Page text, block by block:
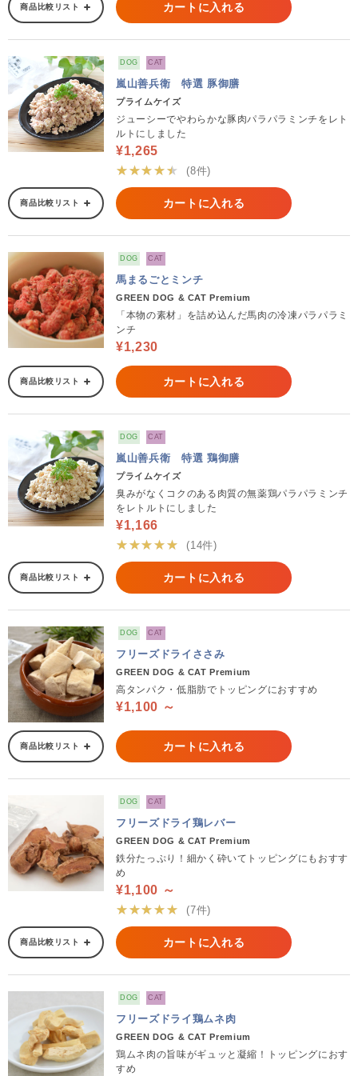
商品比較リスト カートに入れる
DOG CAT
嵐山善兵衛 特選 豚御膳
プライムケイズ
ジューシーでやわらかな豚肉パラパラミンチをレト
ルトにしました
¥1,265
★★★★★
(8件)
商品比較リスト カートに入れる
DOG CAT
馬まるごとミンチ
GREEN DOG & CAT Premium
「本物の素材」を詰め込んだ馬肉の冷凍パラパラミ
ンチ
¥1,230
商品比較リスト カートに入れる
DOG CAT
嵐山善兵衛 特選 鶏御膳
プライムケイズ
臭みがなくコクのある肉質の無薬鶏パラパラミンチ
をレトルトにしました
¥1,166
★★★★★
(14件)
商品比較リスト カートに入れる
DOG CAT
フリーズドライささみ
GREEN DOG & CAT Premium
高タンパク・低脂肪でトッピングにおすすめ
¥1,100 ～
商品比較リスト カートに入れる
DOG CAT
フリーズドライ鶏レバー
GREEN DOG & CAT Premium
鉄分たっぷり！細かく砕いてトッピングにもおすす
め
¥1,100 ～
★★★★★
(7件)
商品比較リスト カートに入れる
DOG CAT
フリーズドライ鶏ムネ肉
GREEN DOG & CAT Premium
鶏ムネ肉の旨味がギュッと凝縮！トッピングにおす
すめ